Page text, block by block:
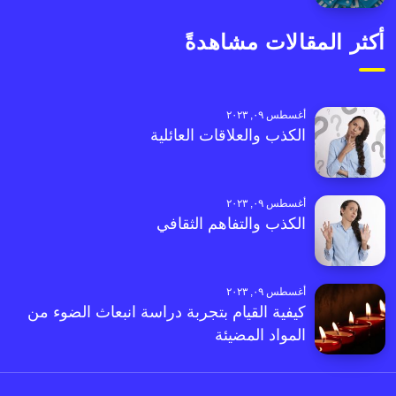
أكثر المقالات مشاهدةً
أغسطس ٠٩, ٢٠٢٣
الكذب والعلاقات العائلية
أغسطس ٠٩, ٢٠٢٣
الكذب والتفاهم الثقافي
أغسطس ٠٩, ٢٠٢٣
كيفية القيام بتجربة دراسة انبعاث الضوء من
المواد المضيئة